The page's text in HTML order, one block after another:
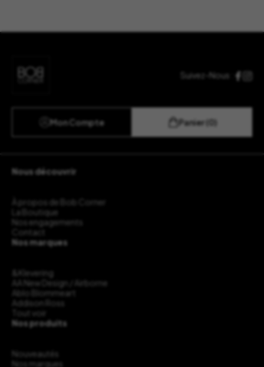
Suivez-Nous :
Mon Compte Panier (0)
Nous découvrir
À propos de Bob Corner
La Boutique
Nos engagements
Contact
Nos marques
&Klevering
AA New Design / Airborne
Ablo Blommeart
Addison Ross
Tout voir
Nos produits
Nouveautés
Nos marques